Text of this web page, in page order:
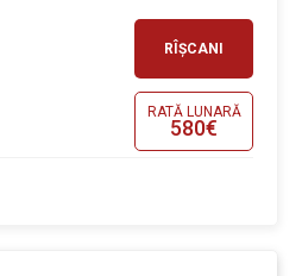
RÎȘCANI
RATĂ LUNARĂ
580€